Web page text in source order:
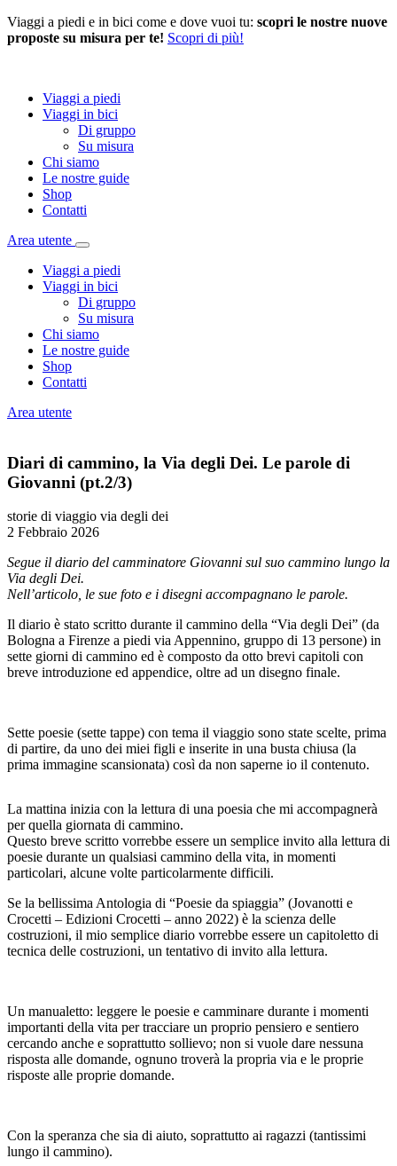
Viaggi a piedi e in bici come e dove vuoi tu: scopri le nostre nuove
proposte su misura per te! Scopri di più!
Viaggi a piedi
Viaggi in bici
Di gruppo
Su misura
Chi siamo
Le nostre guide
Shop
Contatti
Area utente
Viaggi a piedi
Viaggi in bici
Di gruppo
Su misura
Chi siamo
Le nostre guide
Shop
Contatti
Area utente
Diari di cammino, la Via degli Dei. Le parole di
Giovanni (pt.2/3)
storie di viaggio via degli dei
2 Febbraio 2026
Segue il diario del camminatore Giovanni sul suo cammino lungo la
Via degli Dei.
Nell’articolo, le sue foto e i disegni accompagnano le parole.
Il diario è stato scritto durante il cammino della “Via degli Dei” (da
Bologna a Firenze a piedi via Appennino, gruppo di 13 persone) in
sette giorni di cammino ed è composto da otto brevi capitoli con
breve introduzione ed appendice, oltre ad un disegno finale.
Sette poesie (sette tappe) con tema il viaggio sono state scelte, prima
di partire, da uno dei miei figli e inserite in una busta chiusa (la
prima immagine scansionata) così da non saperne io il contenuto.
La mattina inizia con la lettura di una poesia che mi accompagnerà
per quella giornata di cammino.
Questo breve scritto vorrebbe essere un semplice invito alla lettura di
poesie durante un qualsiasi cammino della vita, in momenti
particolari, alcune volte particolarmente difficili.
Se la bellissima Antologia di “Poesie da spiaggia” (Jovanotti e
Crocetti – Edizioni Crocetti – anno 2022) è la scienza delle
costruzioni, il mio semplice diario vorrebbe essere un capitoletto di
tecnica delle costruzioni, un tentativo di invito alla lettura.
Un manualetto: leggere le poesie e camminare durante i momenti
importanti della vita per tracciare un proprio pensiero e sentiero
cercando anche e soprattutto sollievo; non si vuole dare nessuna
risposta alle domande, ognuno troverà la propria via e le proprie
risposte alle proprie domande.
Con la speranza che sia di aiuto, soprattutto ai ragazzi (tantissimi
lungo il cammino).